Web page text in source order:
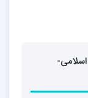
اسلامی-